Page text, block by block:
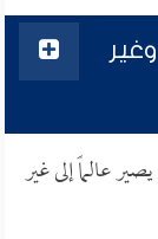
عالماً إلى غير